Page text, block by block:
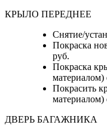
КРЫЛО ПЕРЕДНЕЕ
Снятие/
Покраска
руб.
Покраска
материалом)
Покрасить
материалом)
ДВЕРЬ БАГАЖНИКА